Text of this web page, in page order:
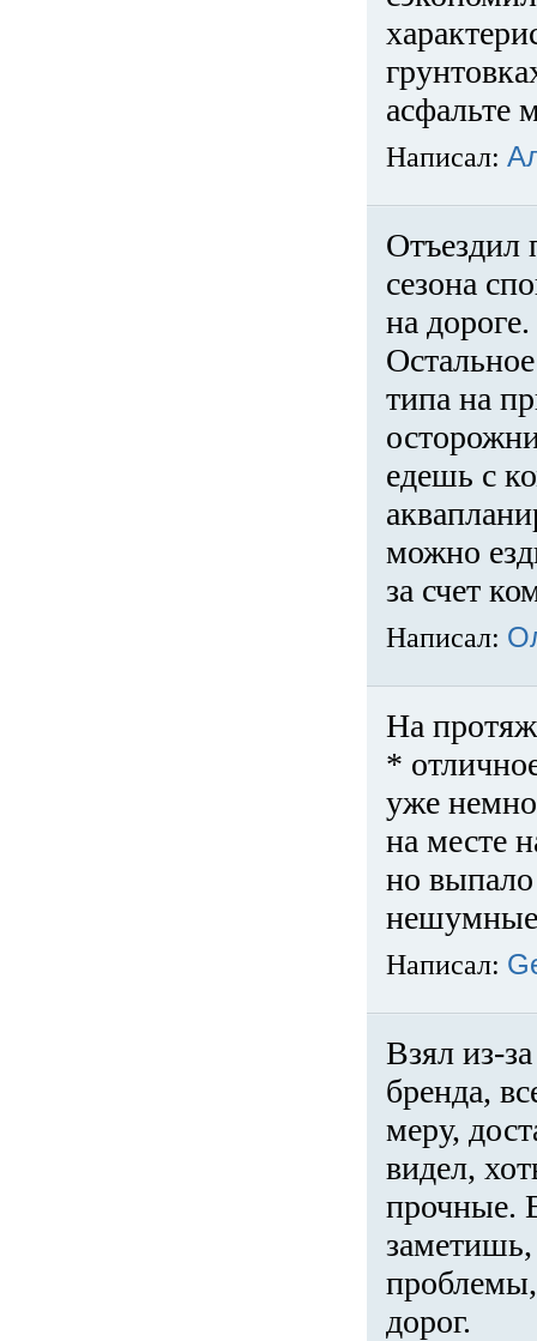
асфальте
Написал:
Отъездил
сезона
на
типа на
едешь с
можно
за счет
Написал:
На
*
уже
на месте
но
нешумные
Написал:
Взял из-
бренда,
меру,
видел,
прочные.
проблемы,
дорог.